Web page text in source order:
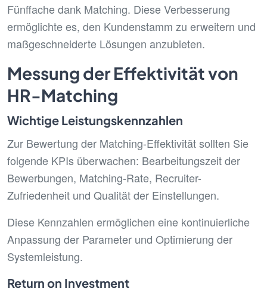
Fünffache dank Matching. Diese Verbesserung
ermöglichte es, den Kundenstamm zu erweitern und
maßgeschneiderte Lösungen anzubieten.
Messung der Effektivität von
HR-Matching
Wichtige Leistungskennzahlen
Zur Bewertung der Matching-Effektivität sollten Sie
folgende KPIs überwachen: Bearbeitungszeit der
Bewerbungen, Matching-Rate, Recruiter-
Zufriedenheit und Qualität der Einstellungen.
Diese Kennzahlen ermöglichen eine kontinuierliche
Anpassung der Parameter und Optimierung der
Systemleistung.
Return on Investment